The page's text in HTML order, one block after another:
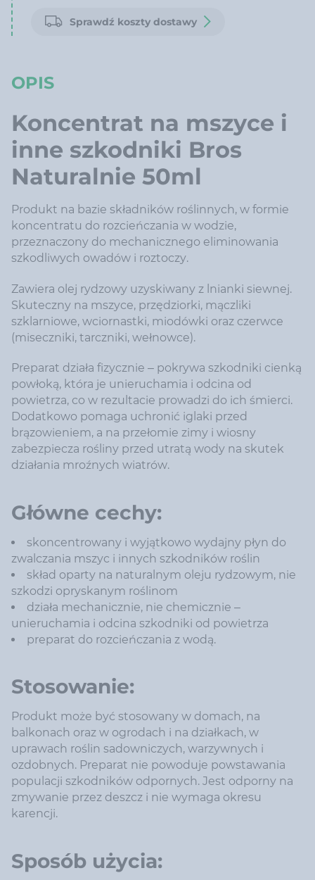
Sprawdź koszty dostawy
OPIS
Koncentrat na mszyce i
inne szkodniki Bros
Naturalnie 50ml
Produkt na bazie składników roślinnych, w formie
koncentratu do rozcieńczania w wodzie,
przeznaczony do mechanicznego eliminowania
szkodliwych owadów i roztoczy.
Zawiera olej rydzowy uzyskiwany z lnianki siewnej.
Skuteczny na mszyce, przędziorki, mączliki
szklarniowe, wciornastki, miodówki oraz czerwce
(miseczniki, tarczniki, wełnowce).
Preparat działa fizycznie – pokrywa szkodniki cienką
powłoką, która je unieruchamia i odcina od
powietrza, co w rezultacie prowadzi do ich śmierci.
Dodatkowo pomaga uchronić iglaki przed
brązowieniem, a na przełomie zimy i wiosny
zabezpiecza rośliny przed utratą wody na skutek
działania mroźnych wiatrów.
Główne cechy:
skoncentrowany i wyjątkowo wydajny płyn do
zwalczania mszyc i innych szkodników roślin
skład oparty na naturalnym oleju rydzowym, nie
szkodzi opryskanym roślinom
działa mechanicznie, nie chemicznie –
unieruchamia i odcina szkodniki od powietrza
preparat do rozcieńczania z wodą.
Stosowanie:
Produkt może być stosowany w domach, na
balkonach oraz w ogrodach i na działkach, w
uprawach roślin sadowniczych, warzywnych i
ozdobnych. Preparat nie powoduje powstawania
populacji szkodników odpornych. Jest odporny na
zmywanie przez deszcz i nie wymaga okresu
karencji.
Sposób użycia: